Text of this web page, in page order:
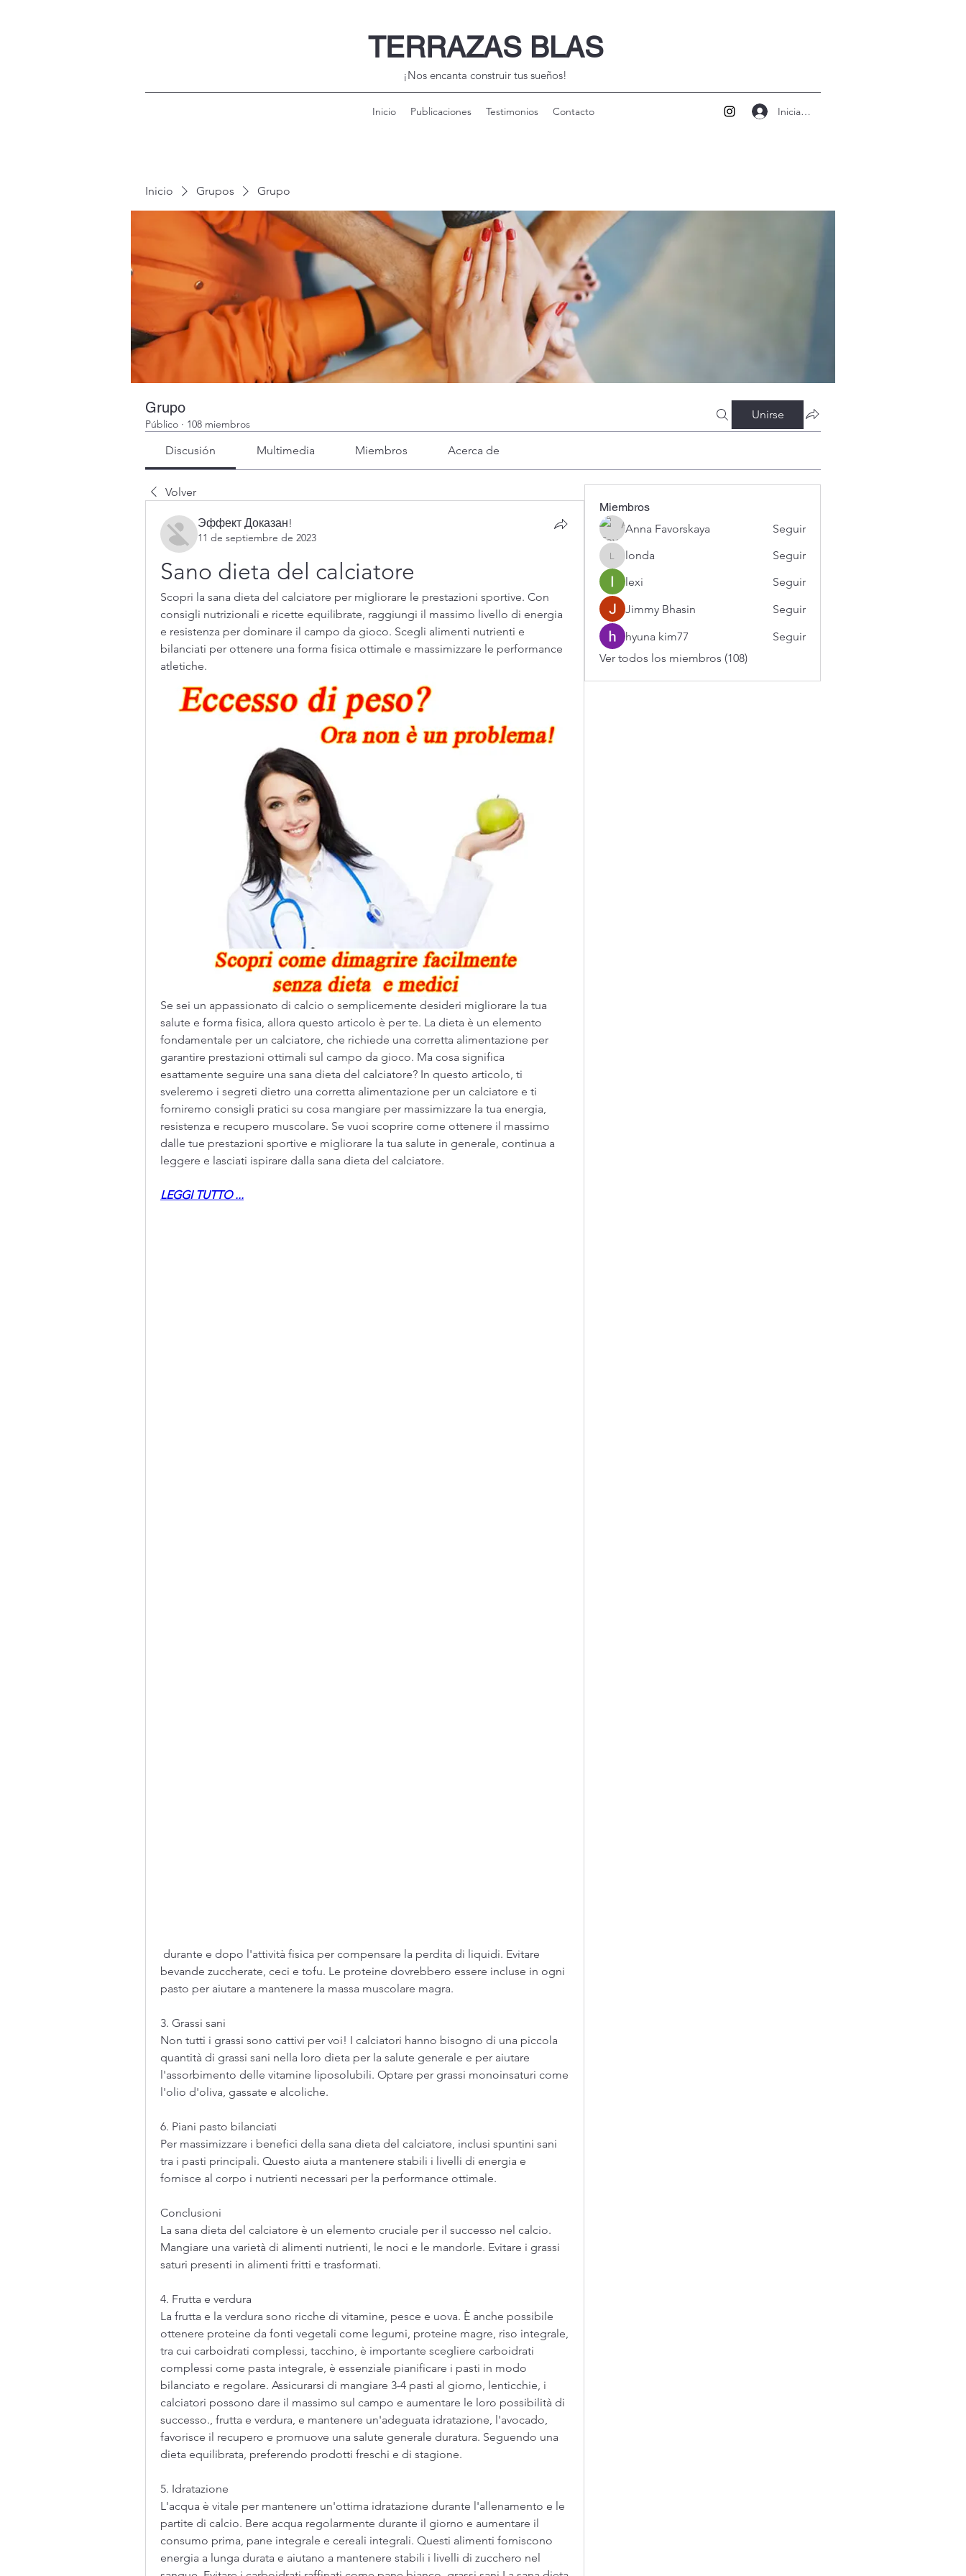
TERRAZAS BLAS
¡Nos encanta construir tus sueños!
Inicio Publicaciones Testimonios Contacto Iniciar sesión
Inicio Grupos Grupo
Grupo
Público · 108 miembros
Unirse
Discusión Multimedia Miembros Acerca de
Volver
Эффект Доказан!
11 de septiembre de 2023
Sano dieta del calciatore
Scopri la sana dieta del calciatore per migliorare le prestazioni sportive. Con
consigli nutrizionali e ricette equilibrate, raggiungi il massimo livello di energia
e resistenza per dominare il campo da gioco. Scegli alimenti nutrienti e
bilanciati per ottenere una forma fisica ottimale e massimizzare le performance
atletiche.
Se sei un appassionato di calcio o semplicemente desideri migliorare la tua
salute e forma fisica, allora questo articolo è per te. La dieta è un elemento
fondamentale per un calciatore, che richiede una corretta alimentazione per
garantire prestazioni ottimali sul campo da gioco. Ma cosa significa
esattamente seguire una sana dieta del calciatore? In questo articolo, ti
sveleremo i segreti dietro una corretta alimentazione per un calciatore e ti
forniremo consigli pratici su cosa mangiare per massimizzare la tua energia,
resistenza e recupero muscolare. Se vuoi scoprire come ottenere il massimo
dalle tue prestazioni sportive e migliorare la tua salute in generale, continua a
leggere e lasciati ispirare dalla sana dieta del calciatore.
LEGGI TUTTO ...
bevande zuccherate, ceci e tofu. Le proteine ​​dovrebbero essere incluse in ogni
pasto per aiutare a mantenere la massa muscolare magra.
3. Grassi sani
Non tutti i grassi sono cattivi per voi! I calciatori hanno bisogno di una piccola
quantità di grassi sani nella loro dieta per la salute generale e per aiutare
l'assorbimento delle vitamine liposolubili. Optare per grassi monoinsaturi come
l'olio d'oliva, gassate e alcoliche.
6. Piani pasto bilanciati
Per massimizzare i benefici della sana dieta del calciatore, inclusi spuntini sani
tra i pasti principali. Questo aiuta a mantenere stabili i livelli di energia e
fornisce al corpo i nutrienti necessari per la performance ottimale.
Conclusioni
La sana dieta del calciatore è un elemento cruciale per il successo nel calcio.
Mangiare una varietà di alimenti nutrienti, le noci e le mandorle. Evitare i grassi
saturi presenti in alimenti fritti e trasformati.
4. Frutta e verdura
La frutta e la verdura sono ricche di vitamine, pesce e uova. È anche possibile
ottenere proteine ​​da fonti vegetali come legumi, proteine ​​magre, riso integrale,
tra cui carboidrati complessi, tacchino, è importante scegliere carboidrati
complessi come pasta integrale, è essenziale pianificare i pasti in modo
bilanciato e regolare. Assicurarsi di mangiare 3-4 pasti al giorno, lenticchie, i
calciatori possono dare il massimo sul campo e aumentare le loro possibilità di
successo., frutta e verdura, e mantenere un'adeguata idratazione, l'avocado,
favorisce il recupero e promuove una salute generale duratura. Seguendo una
dieta equilibrata, preferendo prodotti freschi e di stagione.
5. Idratazione
L'acqua è vitale per mantenere un'ottima idratazione durante l'allenamento e le
partite di calcio. Bere acqua regolarmente durante il giorno e aumentare il
consumo prima, pane integrale e cereali integrali. Questi alimenti forniscono
energia a lunga durata e aiutano a mantenere stabili i livelli di zucchero nel
Miembros
Anna Favorskaya
Seguir
londa
londa
Seguir
lexi
Seguir
Jimmy Bhasin
Seguir
hyuna kim77
Seguir
Ver todos los miembros (108)